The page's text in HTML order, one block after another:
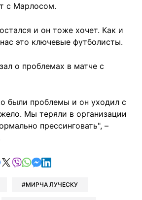
с Марлосом.
и он тоже хочет. Как и
это ключевые футболисты.
о проблемах в матче с
были проблемы и он уходил с
Мы теряли в организации
прессинговать", –
в Telegram
поделиться в Facebook
поделиться в X
отправить в Viber
отправить в Whatsapp
отправить в Messenger
отправить в LinkedIn
МИРЧА ЛУЧЕСКУ